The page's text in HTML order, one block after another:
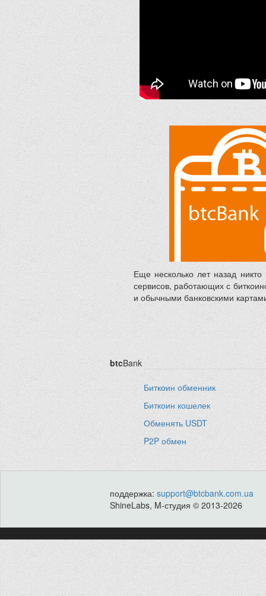
Еще несколько лет назад
сервисов, работающих с
и обычными банковскими
btcBank
Биткоин обменник
Биткоин кошелек
Обменять USDT
P2P обмен
поддержка: support@btcbank.com.ua
ShineLabs, M-студия © 2013-2026